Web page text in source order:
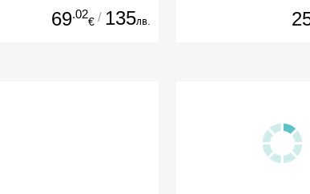
69.02
€ / 135лв.